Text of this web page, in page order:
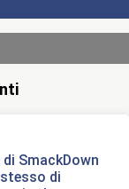
SmackDown
di